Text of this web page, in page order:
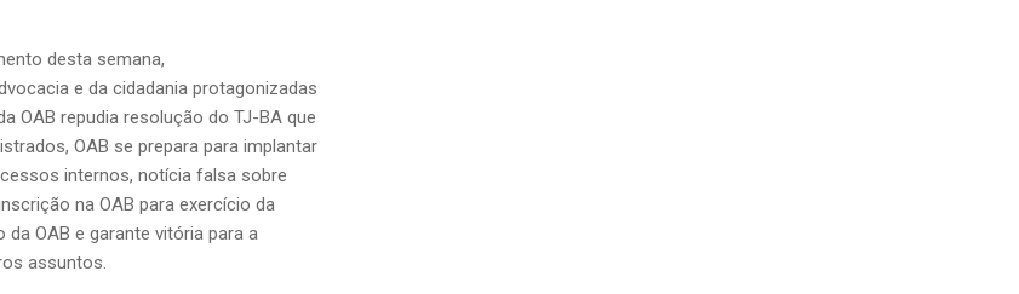
desta semana,
e da cidadania protagonizadas
OAB repudia resolução do TJ-BA que
OAB se prepara para implantar
internos, notícia falsa sobre
na OAB para exercício da
OAB e garante vitória para a
assuntos.